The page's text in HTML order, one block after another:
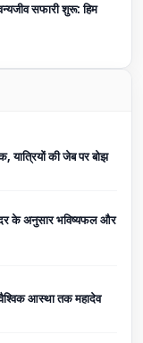
सफारी शुरू: हिम
यात्रियों की जेब पर बोझ
के अनुसार भविष्यफल और
आस्था तक महादेव